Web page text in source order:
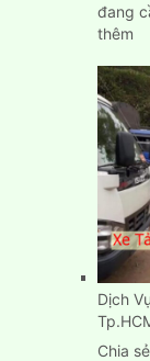
đang
thêm:
cũ
ở
Dịch
Chia